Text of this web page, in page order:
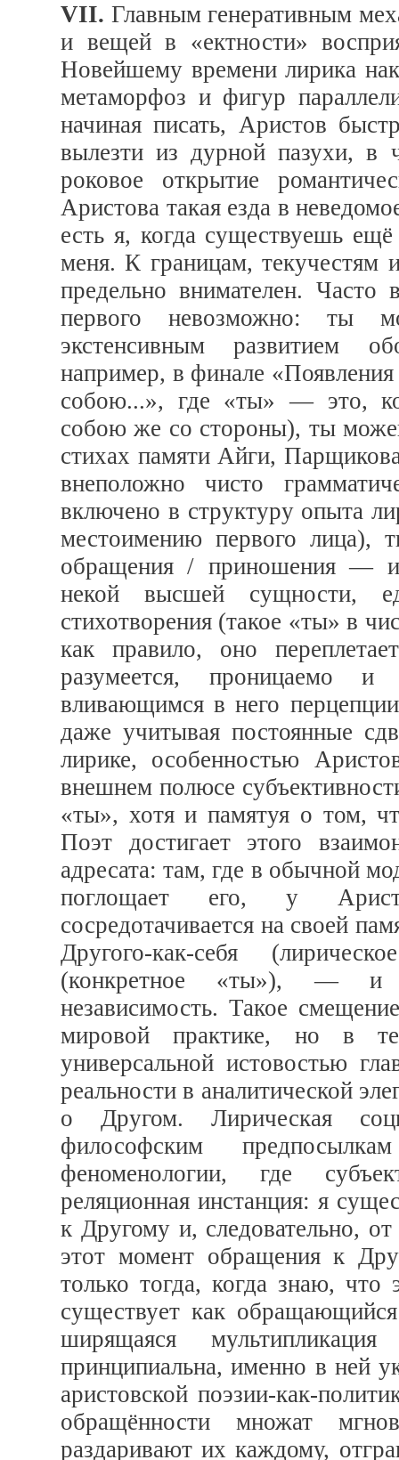
VII. Главным генеративным
и вещей в «ектности»
Новейшему времени лирика
метаморфоз и фигур
начиная писать, Аристов
вылезти из дурной пазухи, в
роковое открытие
Аристова такая езда в
есть я, когда существуешь
меня. К границам, текучестям
предельно внимателен. Часто
первого невозможно: ты
экстенсивным развитием
например, в финале
собою...», где «ты» — это,
собою же со стороны), ты
стихах памяти Айги,
внеположно чисто
включено в структуру опыта
местоимению первого
обращения / приношения —
некой высшей сущности,
стихотворения (такое «ты» в
как правило, оно
разумеется, проницаемо
вливающимся в него
даже учитывая постоянные
лирике, особенностью
внешнем полюсе
«ты», хотя и памятуя о том,
Поэт достигает этого
адресата: там, где в обычной
поглощает его, у
сосредотачивается на своей
Другого-как-себя
(конкретное «ты»), — и
независимость. Такое
мировой практике, но в
универсальной истовостью
реальности в аналитической
о Другом. Лирическая
философским
феноменологии, где
реляционная инстанция: я
к Другому и, следовательно,
этот момент обращения к
только тогда, когда знаю,
существует как
ширящаяся
принципиальна, именно в ней
аристовской поэзии-как-
обращённости множат
раздаривают их каждому,